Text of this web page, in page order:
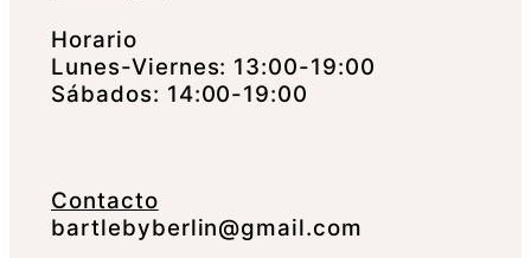
Horario
Lunes-Viernes: 13:00-19:00
Sábados: 14:00-19:00
Contacto
bartlebyberlin@gmail.com